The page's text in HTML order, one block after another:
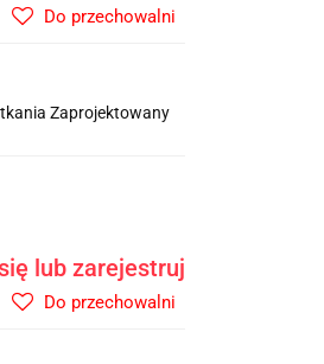
Do przechowalni
Zaprojektowany
lub zarejestruj
Do przechowalni